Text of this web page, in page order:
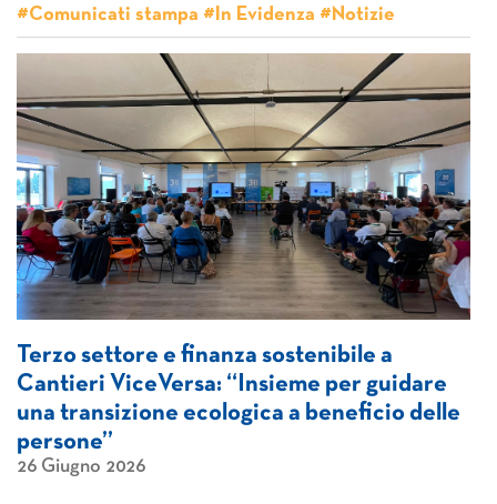
#Comunicati stampa #In Evidenza #Notizie
Terzo settore e finanza sostenibile a
Cantieri ViceVersa: “Insieme per guidare
una transizione ecologica a beneficio delle
persone”
26 Giugno 2026